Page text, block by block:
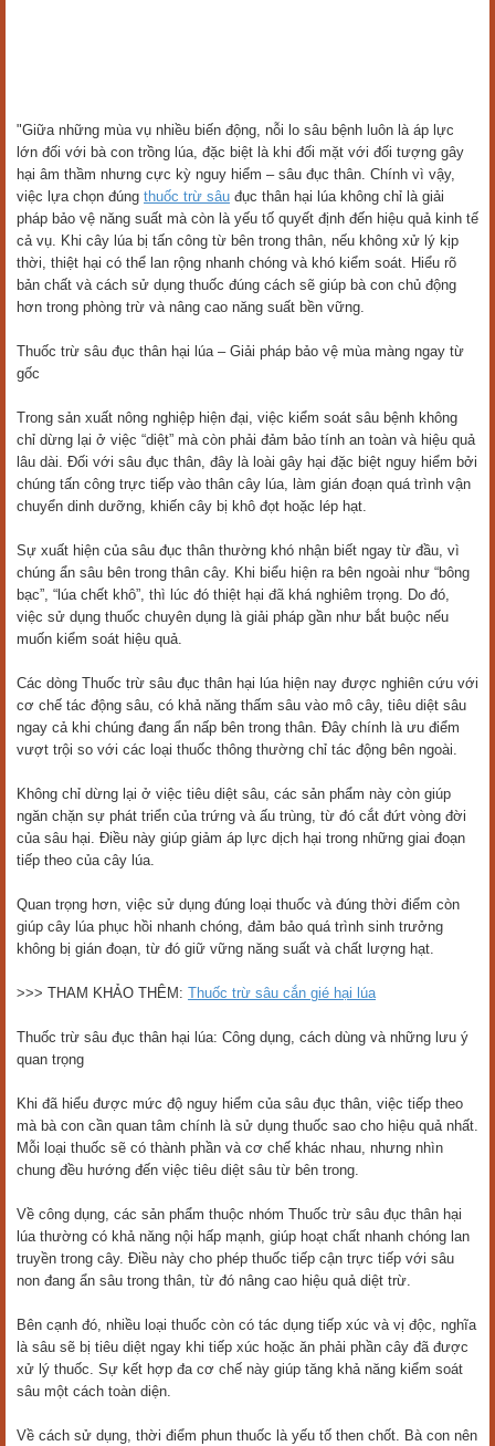
"Giữa những mùa vụ nhiều biến động, nỗi lo sâu bệnh luôn là áp lực
lớn đối với bà con trồng lúa, đặc biệt là khi đối mặt với đối tượng gây
hại âm thầm nhưng cực kỳ nguy hiểm – sâu đục thân. Chính vì vậy,
việc lựa chọn đúng thuốc trừ sâu đục thân hại lúa không chỉ là giải
pháp bảo vệ năng suất mà còn là yếu tố quyết định đến hiệu quả kinh tế
cả vụ. Khi cây lúa bị tấn công từ bên trong thân, nếu không xử lý kịp
thời, thiệt hại có thể lan rộng nhanh chóng và khó kiểm soát. Hiểu rõ
bản chất và cách sử dụng thuốc đúng cách sẽ giúp bà con chủ động
hơn trong phòng trừ và nâng cao năng suất bền vững.
Thuốc trừ sâu đục thân hại lúa – Giải pháp bảo vệ mùa màng ngay từ
gốc
Trong sản xuất nông nghiệp hiện đại, việc kiểm soát sâu bệnh không
chỉ dừng lại ở việc “diệt” mà còn phải đảm bảo tính an toàn và hiệu quả
lâu dài. Đối với sâu đục thân, đây là loài gây hại đặc biệt nguy hiểm bởi
chúng tấn công trực tiếp vào thân cây lúa, làm gián đoạn quá trình vận
chuyển dinh dưỡng, khiến cây bị khô đọt hoặc lép hạt.
Sự xuất hiện của sâu đục thân thường khó nhận biết ngay từ đầu, vì
chúng ẩn sâu bên trong thân cây. Khi biểu hiện ra bên ngoài như “bông
bạc”, “lúa chết khô”, thì lúc đó thiệt hại đã khá nghiêm trọng. Do đó,
việc sử dụng thuốc chuyên dụng là giải pháp gần như bắt buộc nếu
muốn kiểm soát hiệu quả.
Các dòng Thuốc trừ sâu đục thân hại lúa hiện nay được nghiên cứu với
cơ chế tác động sâu, có khả năng thấm sâu vào mô cây, tiêu diệt sâu
ngay cả khi chúng đang ẩn nấp bên trong thân. Đây chính là ưu điểm
vượt trội so với các loại thuốc thông thường chỉ tác động bên ngoài.
Không chỉ dừng lại ở việc tiêu diệt sâu, các sản phẩm này còn giúp
ngăn chặn sự phát triển của trứng và ấu trùng, từ đó cắt đứt vòng đời
của sâu hại. Điều này giúp giảm áp lực dịch hại trong những giai đoạn
tiếp theo của cây lúa.
Quan trọng hơn, việc sử dụng đúng loại thuốc và đúng thời điểm còn
giúp cây lúa phục hồi nhanh chóng, đảm bảo quá trình sinh trưởng
không bị gián đoạn, từ đó giữ vững năng suất và chất lượng hạt.
>>> THAM KHẢO THÊM: Thuốc trừ sâu cắn gié hại lúa
Thuốc trừ sâu đục thân hại lúa: Công dụng, cách dùng và những lưu ý
quan trọng
Khi đã hiểu được mức độ nguy hiểm của sâu đục thân, việc tiếp theo
mà bà con cần quan tâm chính là sử dụng thuốc sao cho hiệu quả nhất.
Mỗi loại thuốc sẽ có thành phần và cơ chế khác nhau, nhưng nhìn
chung đều hướng đến việc tiêu diệt sâu từ bên trong.
Về công dụng, các sản phẩm thuộc nhóm Thuốc trừ sâu đục thân hại
lúa thường có khả năng nội hấp mạnh, giúp hoạt chất nhanh chóng lan
truyền trong cây. Điều này cho phép thuốc tiếp cận trực tiếp với sâu
non đang ẩn sâu trong thân, từ đó nâng cao hiệu quả diệt trừ.
Bên cạnh đó, nhiều loại thuốc còn có tác dụng tiếp xúc và vị độc, nghĩa
là sâu sẽ bị tiêu diệt ngay khi tiếp xúc hoặc ăn phải phần cây đã được
xử lý thuốc. Sự kết hợp đa cơ chế này giúp tăng khả năng kiểm soát
sâu một cách toàn diện.
Về cách sử dụng, thời điểm phun thuốc là yếu tố then chốt. Bà con nên